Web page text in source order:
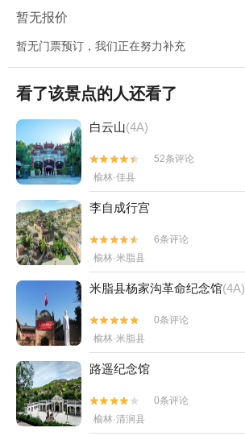
暂无报价
暂无门票预订，我们正在努力补充
看了该景点的人还看了
白云山(4A)


52条评论
榆林·佳县
李自成行宫


6条评论
榆林·米脂县
米脂县杨家沟革命纪念馆(4A)


0条评论
榆林·米脂县
路遥纪念馆


0条评论
榆林·清涧县